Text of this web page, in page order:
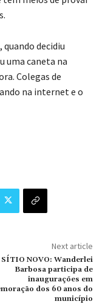
decidiu
uma caneta na
Colegas de
na internet e o
Next article
SÍTIO NOVO: Wanderlei
Barbosa participa de
inaugurações em
dos 60 anos do
município